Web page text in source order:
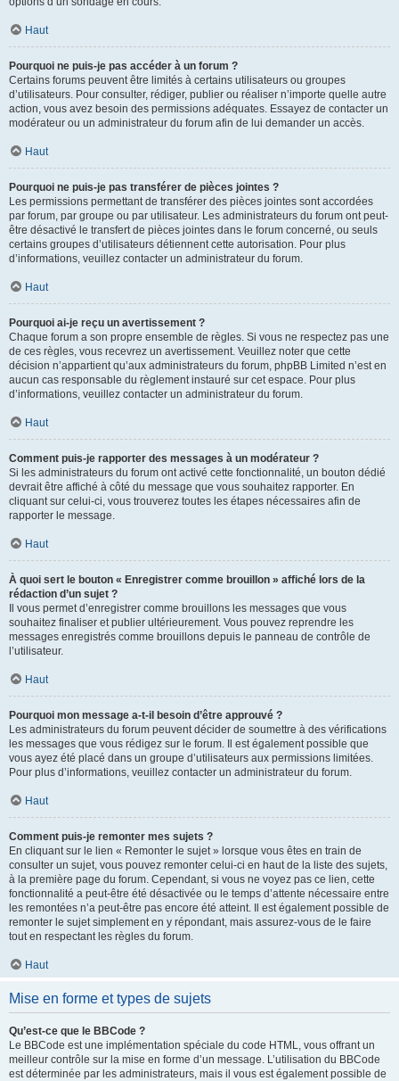
Haut
Pourquoi ne puis-je pas accéder à un forum ?
Certains forums peuvent être limités à certains utilisateurs ou groupes
d’utilisateurs. Pour consulter, rédiger, publier ou réaliser n’importe quelle autre
action, vous avez besoin des permissions adéquates. Essayez de contacter un
modérateur ou un administrateur du forum afin de lui demander un accès.
Haut
Pourquoi ne puis-je pas transférer de pièces jointes ?
Les permissions permettant de transférer des pièces jointes sont accordées
par forum, par groupe ou par utilisateur. Les administrateurs du forum ont peut-
être désactivé le transfert de pièces jointes dans le forum concerné, ou seuls
certains groupes d’utilisateurs détiennent cette autorisation. Pour plus
d’informations, veuillez contacter un administrateur du forum.
Haut
Pourquoi ai-je reçu un avertissement ?
Chaque forum a son propre ensemble de règles. Si vous ne respectez pas une
de ces règles, vous recevrez un avertissement. Veuillez noter que cette
décision n’appartient qu’aux administrateurs du forum, phpBB Limited n’est en
aucun cas responsable du règlement instauré sur cet espace. Pour plus
d’informations, veuillez contacter un administrateur du forum.
Haut
Comment puis-je rapporter des messages à un modérateur ?
Si les administrateurs du forum ont activé cette fonctionnalité, un bouton dédié
devrait être affiché à côté du message que vous souhaitez rapporter. En
cliquant sur celui-ci, vous trouverez toutes les étapes nécessaires afin de
rapporter le message.
Haut
À quoi sert le bouton « Enregistrer comme brouillon » affiché lors de la
rédaction d’un sujet ?
Il vous permet d’enregistrer comme brouillons les messages que vous
souhaitez finaliser et publier ultérieurement. Vous pouvez reprendre les
messages enregistrés comme brouillons depuis le panneau de contrôle de
l’utilisateur.
Haut
Pourquoi mon message a-t-il besoin d’être approuvé ?
Les administrateurs du forum peuvent décider de soumettre à des vérifications
les messages que vous rédigez sur le forum. Il est également possible que
vous ayez été placé dans un groupe d’utilisateurs aux permissions limitées.
Pour plus d’informations, veuillez contacter un administrateur du forum.
Haut
Comment puis-je remonter mes sujets ?
En cliquant sur le lien « Remonter le sujet » lorsque vous êtes en train de
consulter un sujet, vous pouvez remonter celui-ci en haut de la liste des sujets,
à la première page du forum. Cependant, si vous ne voyez pas ce lien, cette
fonctionnalité a peut-être été désactivée ou le temps d’attente nécessaire entre
les remontées n’a peut-être pas encore été atteint. Il est également possible de
remonter le sujet simplement en y répondant, mais assurez-vous de le faire
tout en respectant les règles du forum.
Haut
Mise en forme et types de sujets
Qu’est-ce que le BBCode ?
Le BBCode est une implémentation spéciale du code HTML, vous offrant un
meilleur contrôle sur la mise en forme d’un message. L’utilisation du BBCode
est déterminée par les administrateurs, mais il vous est également possible de